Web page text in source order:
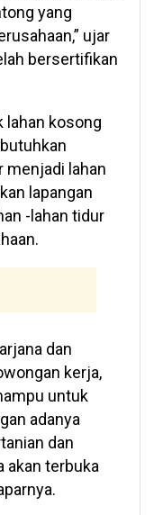
yang
ujar
bersertifikan
lahan kosong
menjadi lahan
lapangan
-lahan tidur
dan
kerja,
untuk
adanya
dan
akan terbuka